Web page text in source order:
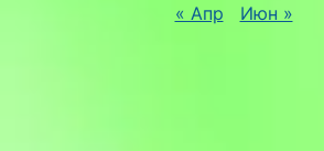
« Апр Июн »